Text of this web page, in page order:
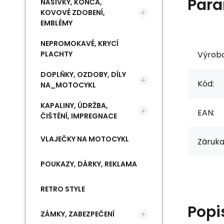
Kód:
EAN:
NÁŠIVKY, KONČA,
KOVOVÉ ZDOBENÍ,
EMBLÉMY
NEPROMOKAVÉ, KRYCÍ
PLACHTY
DOPLŇKY, OZDOBY, DÍLY
NA_MOTOCYKL
KAPALINY, ÚDRŽBA,
ČIŠTĚNÍ, IMPREGNACE
VLAJEČKY NA MOTOCYKL
POUKAZY, DÁRKY, REKLAMA
RETRO STYLE
ZÁMKY, ZABEZPEČENÍ